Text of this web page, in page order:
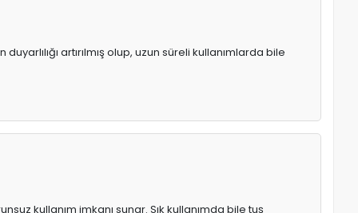
artırılmış olup, uzun süreli kullanımlarda bile
kullanım imkanı sunar. Sık kullanımda bile tuş